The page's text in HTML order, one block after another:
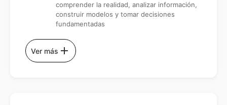
comprender la realidad, analizar información,
construir modelos y tomar decisiones
fundamentadas
Ver más add